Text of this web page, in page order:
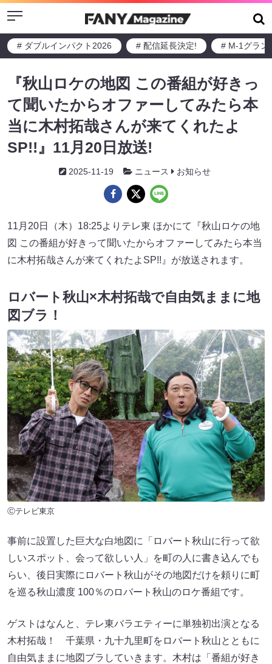
Menu
# ダブルインパクト2026 # 配信延長決定! # M-1グラン
『秋山ロケの地図 この番組が好きっ
て聞いたからオファーしてみたら本
当に木村拓哉さんが来てくれたよ
SP!!』11月20日放送!
2025-11-19 ニュース お知らせ
11月20日（木）18:25よりテレ東 ほかにて『秋山ロケの地
図 この番組が好きって聞いたからオファーしてみたら本当
に木村拓哉さんが来てくれたよSP!!』が放送されます。
ロバート秋山×木村拓哉で自由気ままに地
図ブラ！
Ⓒテレビ東京
事前に設置した巨大な白地図に「ロバート秋山に行って欲
しいスポット、会って欲しい人」を町の人に書き込んでも
らい、後日実際にロバート秋山がその地図だけを頼りに町
を巡る秋山濃度 100％のロバート秋山のロケ番組です。
ゲストはなんと、テレ東バラエティーに単独初出演となる
木村拓哉！ 千葉県・九十九里町をロバート秋山とともに
自由気ままに地図ブラしていきます。木村は「番組が好き